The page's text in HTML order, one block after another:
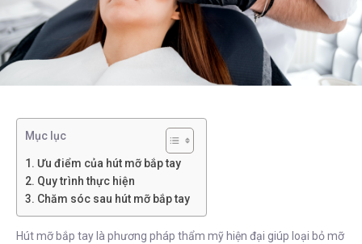
Mục lục
Ưu điểm của hút mỡ bắp tay
Quy trình thực hiện
Chăm sóc sau hút mỡ bắp tay
Hút mỡ bắp tay là phương pháp thẩm mỹ hiện đại giúp loại bỏ mỡ